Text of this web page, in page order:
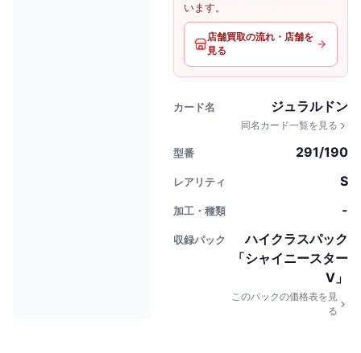
います。
店舗買取の流れ・店舗を
見る
カード名 ジュラルドン
同名カード一覧を見る
型番 291/190
レアリティ S
加工・種類 -
収録パック
ハイクラスパック
「シャイニースター
V」
このパックの価格表を見
る